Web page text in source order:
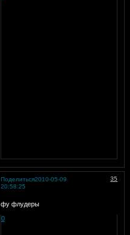
Поделиться 35
2010-05-09
20:58:25
фу флудеры
0